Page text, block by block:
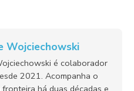
Wojciechowski
é colaborador
2021. Acompanha o
há duas décadas e